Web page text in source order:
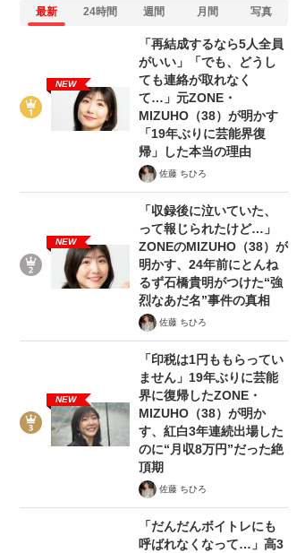
国から』倉本聰氏（91...
最新 24時間 週間 月間 写真
NEW
「再結成するなら5人全員
がいい」「でも、どうし
ても連絡が取れなく
て…」元ZONE・
MIZUHO（38）が明かす
「19年ぶりに芸能界復
帰」した本当の理由
佐藤 ちひろ
NEW
「収録後に泣いていた、
って報じられたけど…」
ZONEのMIZUHO（38）が
明かす、24年前にとんね
るず石橋貴明がつけた“強
烈なあだ名”事件の真相
佐藤 ちひろ
NEW
「印税は1円ももらってい
ません」19年ぶりに芸能
界に復帰したZONE・
MIZUHO（38）が明か
す、紅白3年連続出場した
のに“月収8万円”だった絶
頂期
佐藤 ちひろ
「だんだんボイトレにも
呼ばれなくなって…」高3